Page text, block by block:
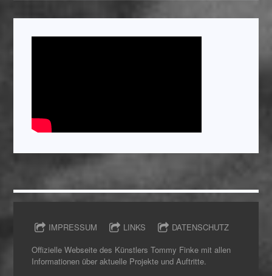
IMPRESSUM LINKS
DATENSCHUTZ
Offizielle Webseite des Künstlers Tommy Finke mit allen
Informationen über aktuelle Projekte und Auftritte.